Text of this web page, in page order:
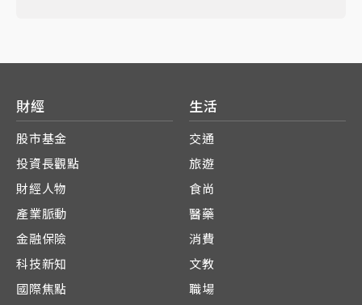
財經
股市基金
投資長觀點
財經人物
產業脈動
金融保險
科技新知
國際焦點
生活
交通
旅遊
食尚
醫藥
消費
文教
職場